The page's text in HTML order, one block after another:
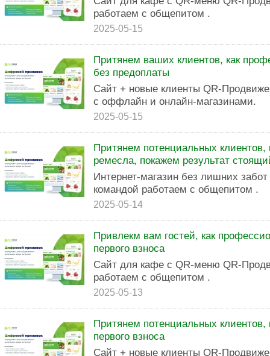
работаем с общепитом .
2025-05-15
Притянем ваших клиентов, как
без предоплаты
Сайт + новые клиенты QR-
с оффлайн и онлайн-магазинами.
2025-05-15
Притянем потенциальных клиентов,
ремесла, покажем результат
Интернет-магазин без лишних
командой работаем с общепитом .
2025-05-14
Привлекм вам гостей, как
первого взноса
Сайт для кафе с QR-меню QR-
работаем с общепитом .
2025-05-13
Притянем потенциальных клиентов,
первого взноса
Сайт + новые клиенты QR-